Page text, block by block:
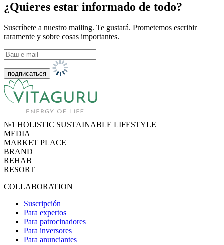
¿Quieres estar informado de todo?
Suscríbete a nuestro mailing. Te gustará. Prometemos escribir
raramente y sobre cosas importantes.
№1 HOLISTIC SUSTAINABLE LIFESTYLE
MEDIA
MARKET PLACE
BRAND
REHAB
RESORT
COLLABORATION
Suscripción
Para expertos
Para patrocinadores
Para inversores
Para anunciantes